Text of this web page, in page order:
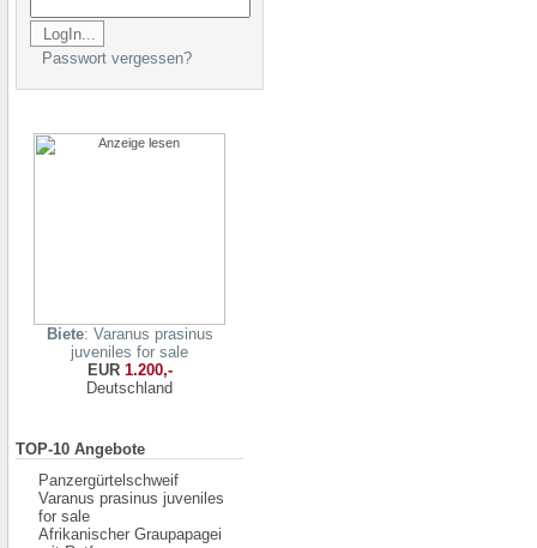
Passwort vergessen?
Biete: Varanus prasinus
juveniles for sale
EUR1.200,-
Deutschland
TOP-10 Angebote
Panzergürtelschweif
Varanus prasinus juveniles
for sale
Afrikanischer Graupapagei